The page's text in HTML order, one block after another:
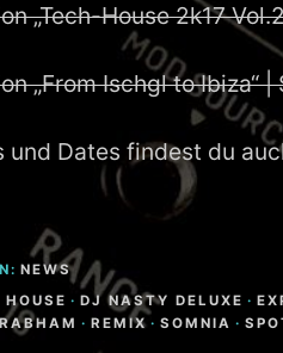
„Tech-House 2k17
„From Ischgl to Ibiza“ |
und Dates findest du
NEWS
HOUSE · DJ NASTY DELUXE ·
· REMIX · SOMNIA ·